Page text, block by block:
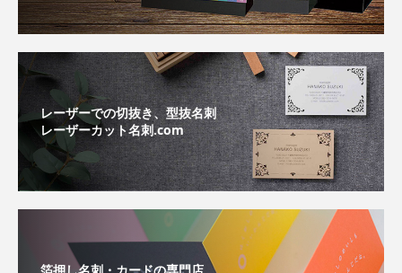
レーザーでの切抜き、型抜名刺
レーザーカット名刺.com